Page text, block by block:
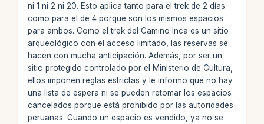
ni 1 ni 2 ni 20. Esto aplica tanto para el trek de 2 días
como para el de 4 porque son los mismos espacios
para ambos. Como el trek del Camino Inca es un sitio
arqueológico con el acceso limitado, las reservas se
hacen con mucha anticipación. Además, por ser un
sitio protegido controlado por el Ministerio de Cultura,
ellos imponen reglas estrictas y le informo que no hay
una lista de espera ni se pueden retomar los espacios
cancelados porque está prohibido por las autoridades
peruanas. Cuando un espacio es vendido, ya no se